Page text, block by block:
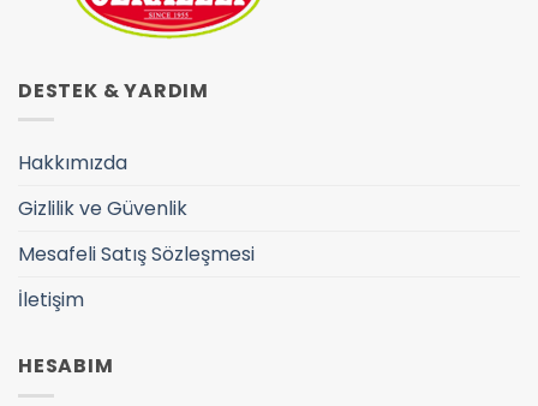
DESTEK & YARDIM
Hakkımızda
Gizlilik ve Güvenlik
Mesafeli Satış Sözleşmesi
İletişim
HESABIM